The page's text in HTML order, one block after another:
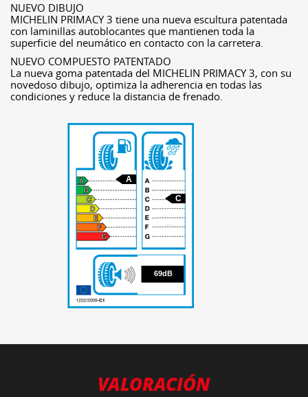
NUEVO DIBUJO
MICHELIN PRIMACY 3 tiene una nueva escultura patentada
con laminillas autoblocantes que mantienen toda la
superficie del neumático en contacto con la carretera.
NUEVO COMPUESTO PATENTADO
La nueva goma patentada del MICHELIN PRIMACY 3, con su
novedoso dibujo, optimiza la adherencia en todas las
condiciones y reduce la distancia de frenado.
69
A
C
69dB
VALORACIÓN